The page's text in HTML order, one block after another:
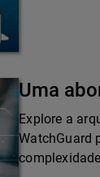
Uma
Explore a
WatchGuard